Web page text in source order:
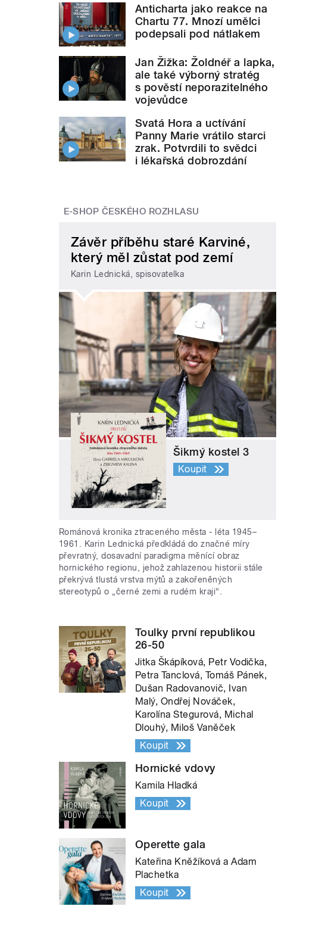
Anticharta jako reakce na
Chartu 77. Mnozí umělci
podepsali pod nátlakem
Jan Žižka: Žoldnéř a lapka,
ale také výborný stratég
s pověstí neporazitelného
vojevůdce
Svatá Hora a uctívání
Panny Marie vrátilo starci
zrak. Potvrdili to svědci
i lékařská dobrozdání
E-SHOP ČESKÉHO ROZHLASU
Závěr příběhu staré Karviné,
který měl zůstat pod zemí
Karin Lednická, spisovatelka
Šikmý kostel 3
Koupit
Románová kronika ztraceného města - léta 1945–
1961. Karin Lednická předkládá do značné míry
převratný, dosavadní paradigma měnící obraz
hornického regionu, jehož zahlazenou historii stále
překrývá tlustá vrstva mýtů a zakořeněných
stereotypů o „černé zemi a rudém kraji“.
Toulky první republikou
26-50
Jitka Škápíková, Petr Vodička,
Petra Tanclová, Tomáš Pánek,
Dušan Radovanovič, Ivan
Malý, Ondřej Nováček,
Karolína Stegurová, Michal
Dlouhý, Miloš Vaněček
Koupit
Hornické vdovy
Kamila Hladká
Koupit
Operette gala
Kateřina Kněžíková a Adam
Plachetka
Koupit